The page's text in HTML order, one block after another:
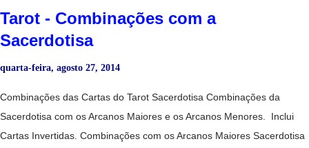
Tarot - Combinações com a
Sacerdotisa
quarta-feira, agosto 27, 2014
Combinações das Cartas do Tarot Sacerdotisa Combinações da
Sacerdotisa com os Arcanos Maiores e os Arcanos Menores. Inclui
Cartas Invertidas. Combinações com os Arcanos Maiores Sacerdotisa